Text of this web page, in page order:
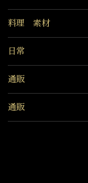
料理 素材
日常
通販
通販